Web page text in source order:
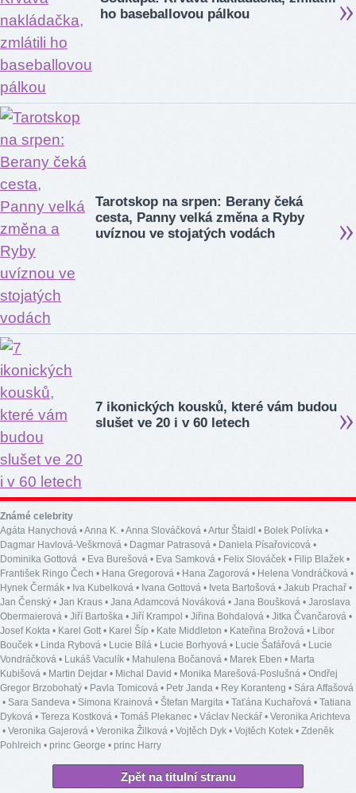
ho baseballovou pálkou
Tarotskop na srpen: Berany čeká
cesta, Panny velká změna a Ryby
uvíznou ve stojatých vodách
7 ikonických kousků, které vám budou
slušet ve 20 i v 60 letech
Známé celebrity
Agáta Hanychová •Anna K. •Anna Slováčková •Artur Štaidl • Bolek Polívka •
Dagmar Havlová-Veškrnová • Dagmar Patrasová • Daniela Písařovicová •
Dominika Gottová • Eva Burešová • Eva Samková • Felix Slováček • Filip Blažek •
František Ringo Čech • Hana Gregorová • Hana Zagorová • Helena Vondráčková •
Hynek Čermák • Iva Kubelková • Ivana Gottová • Iveta Bartošová • Jakub Prachař •
Jan Čenský • Jan Kraus • Jana Adamcová Nováková • Jana Boušková • Jaroslava
Obermaierová • Jiří Bartoška • Jiří Krampol • Jiřina Bohdalová • Jitka Čvančarová •
Josef Kokta • Karel Gott• Karel Šíp • Kate Middleton • Kateřina Brožová • Libor
Bouček • Linda Rybová • Lucie Bílá • Lucie Borhyová • Lucie Šafářová • Lucie
Vondráčková • Lukáš Vaculík • Mahulena Bočanová • Marek Eben • Marta
Kubišová • Martin Dejdar • Michal David • Monika Marešová-Poslušná • Ondřej
Gregor Brzobohatý • Pavla Tomicová • Petr Janda • Rey Koranteng • Sára Affašová
• Sara Sandeva • Simona Krainová • Štefan Margita • Taťána Kuchařová • Tatiana
Dyková • Tereza Kostková • Tomáš Plekanec • Václav Neckář • Veronika Arichteva
• Veronika Gajerová • Veronika Žilková • Vojtěch Dyk • Vojtěch Kotek • Zdeněk
Pohlreich • princ George • princ Harry
Zpět na titulní stranu